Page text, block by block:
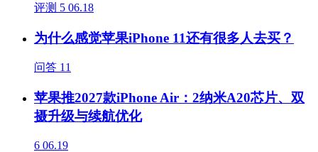
评测 5 06.18
为什么感觉苹果iPhone 11还有很多人去买？
问答 11
苹果推2027款iPhone Air：2纳米A20芯片、双
摄升级与续航优化
6 06.19